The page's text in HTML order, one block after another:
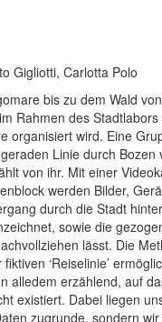
Gigliotti, Carlotta Polo
bis zu dem Wald
im Rahmen des
organisiert wird. Eine
Linie durch
von ihr. Mit einer
werden Bilder,
durch die Stadt
sowie die
lässt. Die
‘Reiselinie’
alledem erzählend, auf
existiert. Dabei liegen
zugrunde, sondern